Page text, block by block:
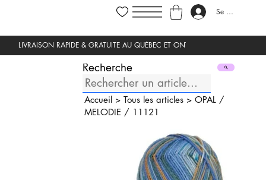
Se connecter
Recherche
Accueil> Tous les articles> OPAL /
MELODIE / 11121